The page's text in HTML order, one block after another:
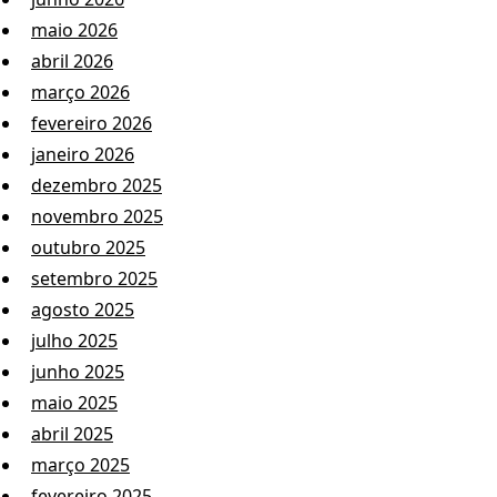
maio 2026
abril 2026
março 2026
fevereiro 2026
janeiro 2026
dezembro 2025
novembro 2025
outubro 2025
setembro 2025
agosto 2025
julho 2025
junho 2025
maio 2025
abril 2025
março 2025